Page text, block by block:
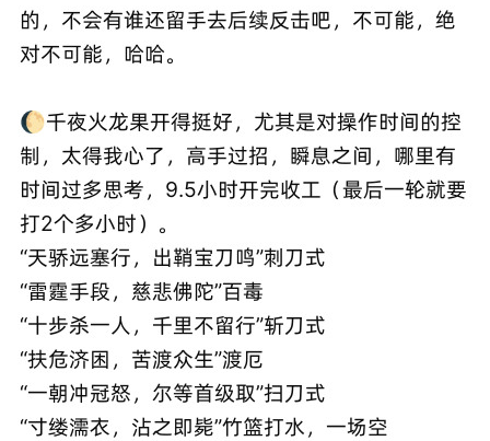
的，不会有谁还留手去后续反击吧，不可能，绝
对不可能，哈哈。
🌔千夜火龙果开得挺好，尤其是对操作时间的控
制，太得我心了，高手过招，瞬息之间，哪里有
时间过多思考，9.5小时开完收工（最后一轮就要
打2个多小时）。
“天骄远塞行，出鞘宝刀鸣”刺刀式
“雷霆手段，慈悲佛陀”百毒
“十步杀一人，千里不留行”斩刀式
“扶危济困，苦渡众生”渡厄
“一朝冲冠怒，尔等首级取”扫刀式
“寸缕濡衣，沾之即毙”竹篮打水，一场空